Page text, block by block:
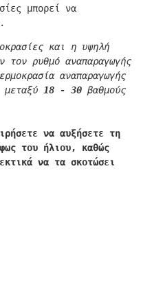
μπορεί να
και η υψηλή
τον ρυθμό αναπαραγωγής
αναπαραγωγής
μεταξύ
18 - 30 βαθμούς
να αυξήσετε τη
του ήλιου, καθώς
να τα σκοτώσει